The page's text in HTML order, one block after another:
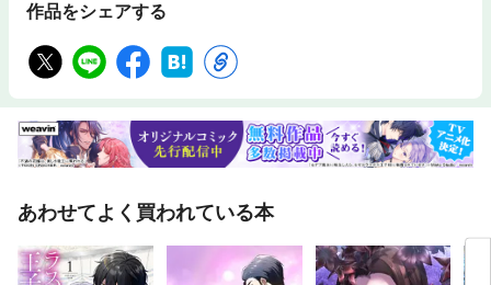
作品をシェアする
あわせてよく買われている本